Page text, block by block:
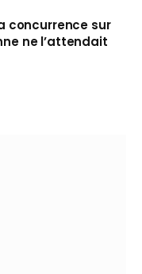
concurrence sur
ne l’attendait